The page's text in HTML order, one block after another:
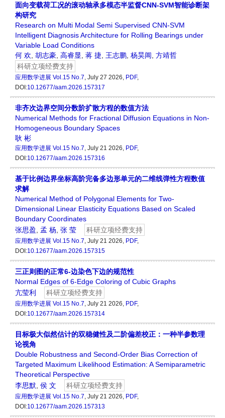
面向变载荷工况的滚动轴承多模态半监督CNN-SVM智能诊断架
构研究
Research on Multi Modal Semi Supervised CNN-SVM
Intelligent Diagnosis Architecture for Rolling Bearings under
Variable Load Conditions
何 欢 胡志豪 高睿显 蒋 捷 王志鹏 杨昊阊 方靖哲
科研立项经费支持
应用数学进展 Vol.15 No.7 , July 27 2026, PDF,
DOI:10.12677/aam.2026.157317
非齐次边界空间分数阶扩散方程的数值方法
Numerical Methods for Fractional Diffusion Equations in Non-
Homogeneous Boundary Spaces
耿 彬
应用数学进展 Vol.15 No.7 , July 21 2026, PDF,
DOI:10.12677/aam.2026.157316
基于比例边界坐标高阶完备多边形单元的二维线弹性方程数值
求解
Numerical Method of Polygonal Elements for Two-
Dimensional Linear Elasticity Equations Based on Scaled
Boundary Coordinates
张思盈
孟 杨 张 莹 科研立项经费支持
应用数学进展 Vol.15 No.7 , July 21 2026, PDF,
DOI:10.12677/aam.2026.157315
三正则图的正常6-边染色下边的规范性
Normal Edges of 6-Edge Coloring of Cubic Graphs
亢莹利
科研立项经费支持
应用数学进展 Vol.15 No.7 , July 21 2026, PDF,
DOI:10.12677/aam.2026.157314
目标极大似然估计的双稳健性及二阶偏差校正：一种半参数理
论视角
Double Robustness and Second-Order Bias Correction of
Targeted Maximum Likelihood Estimation: A Semiparametric
Theoretical Perspective
李思默 侯 文 科研立项经费支持
应用数学进展 Vol.15 No.7 , July 21 2026, PDF,
DOI:10.12677/aam.2026.157313